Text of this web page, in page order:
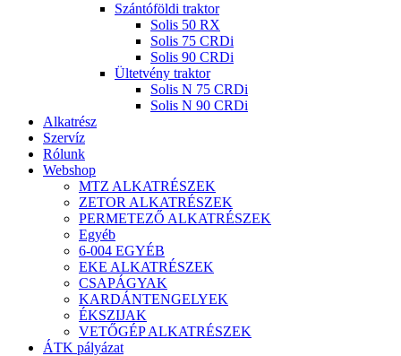
Szántóföldi traktor
Solis 50 RX
Solis 75 CRDi
Solis 90 CRDi
Ültetvény traktor
Solis N 75 CRDi
Solis N 90 CRDi
Alkatrész
Szervíz
Rólunk
Webshop
MTZ ALKATRÉSZEK
ZETOR ALKATRÉSZEK
PERMETEZŐ ALKATRÉSZEK
Egyéb
6-004 EGYÉB
EKE ALKATRÉSZEK
CSAPÁGYAK
KARDÁNTENGELYEK
ÉKSZIJAK
VETŐGÉP ALKATRÉSZEK
ÁTK pályázat